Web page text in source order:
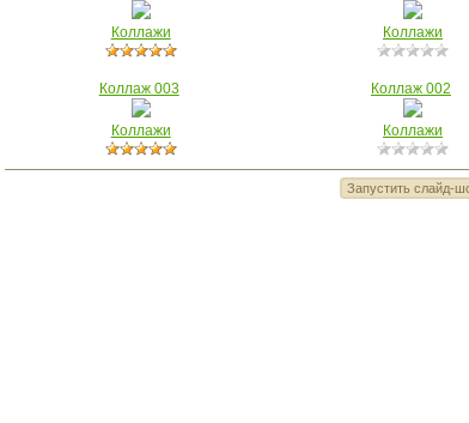
Коллажи Коллажи
Коллаж 003
Коллажи
Коллаж 002
Коллажи